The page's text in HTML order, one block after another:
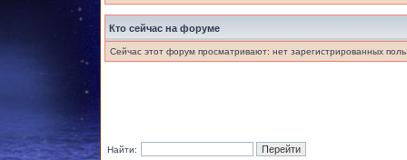
Кто сейчас на форуме
Сейчас этот форум просматривают: нет зарегистрированных
Найти: